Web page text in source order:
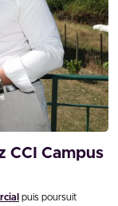
CCI Campus
puis poursuit